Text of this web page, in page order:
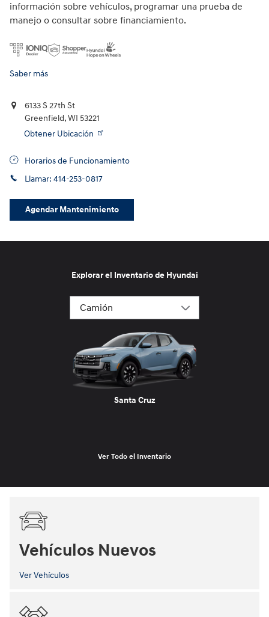
información sobre vehículos, programar una prueba de
manejo o consultar sobre financiamiento.
Saber más
6133 S 27th St
Greenfield,WI 53221
Obtener Ubicación
Horarios de Funcionamiento
Llamar: 414-253-0817
Agendar Mantenimiento
Explorar el Inventario de Hyundai
Santa Cruz
Ver Todo el Inventario
Vehículos Nuevos
Ver Vehículos